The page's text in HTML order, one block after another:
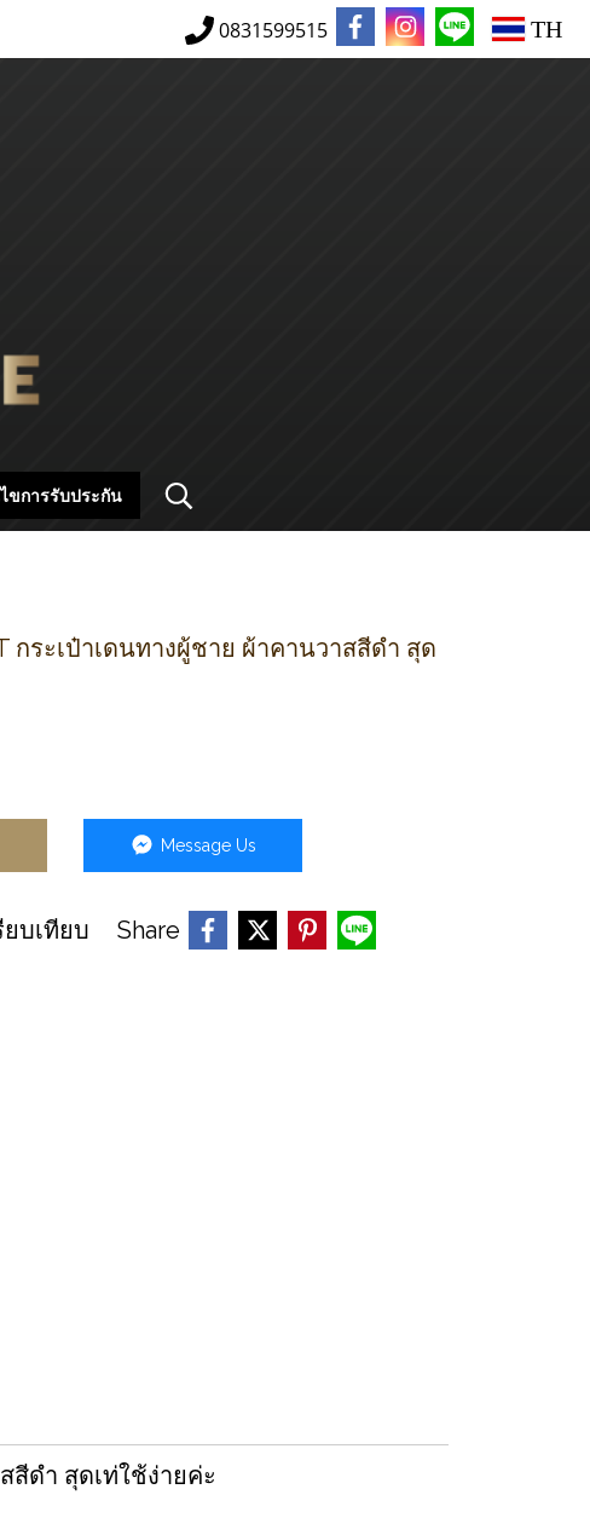
0831599515 TH
ขการรับประกัน
กระเป๋าเดนทางผู้ชาย ผ้าคานวาสสีดำ สุด
Message Us
ยบเทียบ Share
สีดำ สุดเท่ใช้ง่ายค่ะ